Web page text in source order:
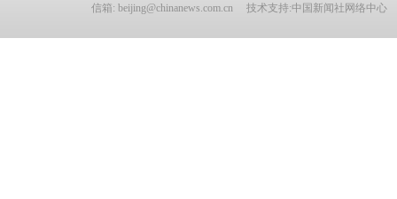
信箱: beijing@chinanews.com.cn 技术支持:中国新闻社网络中心